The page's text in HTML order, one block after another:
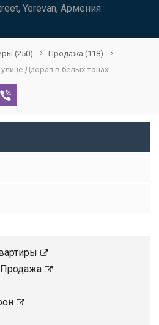
Yerevan, Армения
(250) Продажа (118)
Дзорап в белых тонах!
Продажа